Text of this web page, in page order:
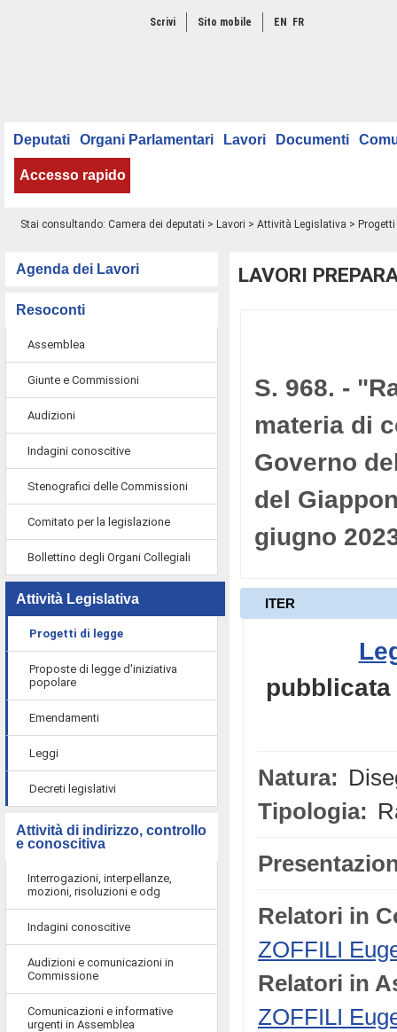
Scrivi Sito mobile EN FR
Deputati Organi Parlamentari Lavori Documenti
Accesso rapido
Stai consultando: Camera dei deputati > Lavori > Attività Legislativa >
Agenda dei Lavori
Resoconti
Assemblea
Giunte e Commissioni
Audizioni
Indagini conoscitive
Stenografici delle Commissioni
Comitato per la legislazione
Bollettino degli Organi Collegiali
Attività Legislativa
Progetti di legge
Proposte di legge d'iniziativa
popolare
Emendamenti
Leggi
Decreti legislativi
Attività di indirizzo, controllo
e conoscitiva
Interrogazioni, interpellanze,
mozioni, risoluzioni e odg
Indagini conoscitive
Audizioni e comunicazioni in
Commissione
Comunicazioni e informative
urgenti in Assemblea
LAVORI
S. 968. -
materia di
Governo
del
giugno
ITER
pubblicata
Natura:
Tipologia:
Relatori in
ZOFFILI
Relatori in
ZOFFILI